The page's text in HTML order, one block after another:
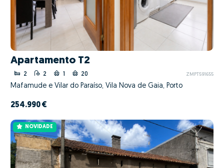
Apartamento T2
2 2 1 20 ZMPT591655
Mafamude e Vilar do Paraíso, Vila Nova de Gaia, Porto
254.990 €
NOVIDADE